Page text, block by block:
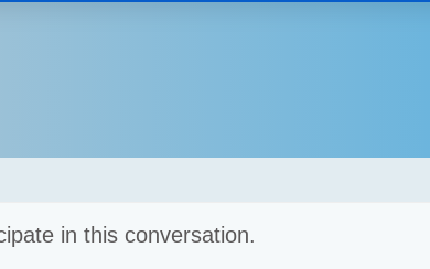
in this conversation.